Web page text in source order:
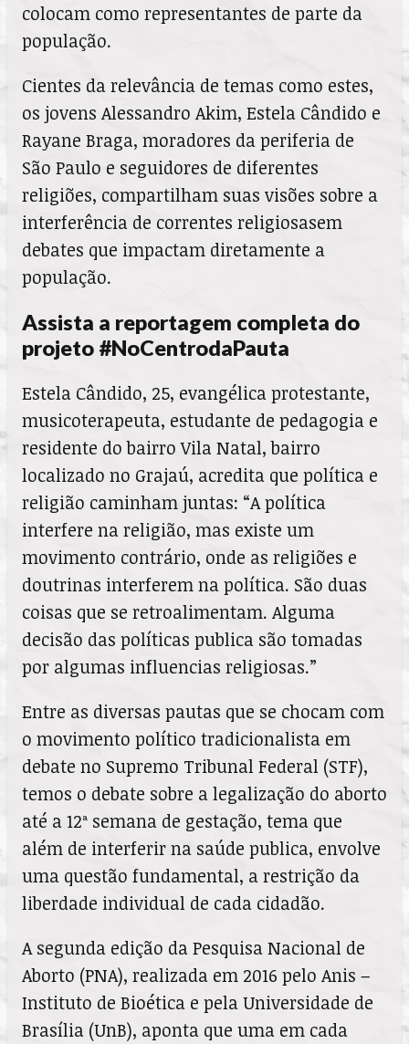
colocam como representantes de parte da
população.
Cientes da relevância de temas como estes,
os jovens Alessandro Akim, Estela Cândido e
Rayane Braga, moradores da periferia de
São Paulo e seguidores de diferentes
religiões, compartilham suas visões sobre a
interferência de correntes religiosasem
debates que impactam diretamente a
população.
Assista a reportagem completa do
projeto #NoCentrodaPauta
Estela Cândido, 25, evangélica protestante,
musicoterapeuta, estudante de pedagogia e
residente do bairro Vila Natal, bairro
localizado no Grajaú, acredita que política e
religião caminham juntas: “A política
interfere na religião, mas existe um
movimento contrário, onde as religiões e
doutrinas interferem na política. São duas
coisas que se retroalimentam. Alguma
decisão das políticas publica são tomadas
por algumas influencias religiosas.”
Entre as diversas pautas que se chocam com
o movimento político tradicionalista em
debate no Supremo Tribunal Federal (STF),
temos o debate sobre a legalização do aborto
até a 12ª semana de gestação, tema que
além de interferir na saúde publica, envolve
uma questão fundamental, a restrição da
liberdade individual de cada cidadão.
A segunda edição da Pesquisa Nacional de
Aborto (PNA), realizada em 2016 pelo Anis –
Instituto de Bioética e pela Universidade de
Brasília (UnB), aponta que uma em cada